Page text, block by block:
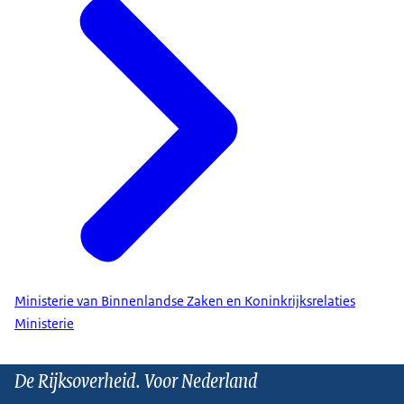
Ministerie van Binnenlandse Zaken en Koninkrijksrelaties
Ministerie
De Rijksoverheid. Voor Nederland